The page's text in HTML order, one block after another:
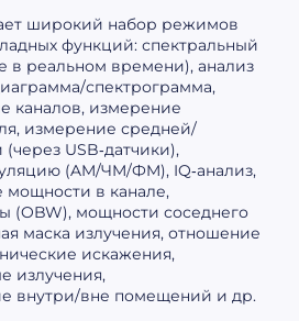
широкий набор режимов
функций: спектральный
в реальном времени), анализ
спектрограмма,
каналов, измерение
измерение средней/
USB‑датчики),
(AM/ЧM/ФM), IQ‑анализ,
мощности в канале,
(OBW), мощности соседнего
маска излучения, отношение
искажения,
излучения,
внутри/вне помещений и др.